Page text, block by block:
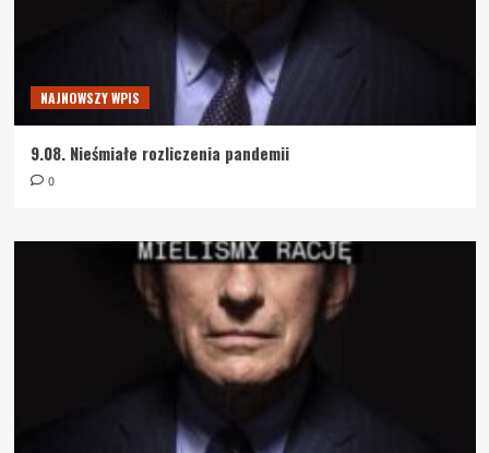
NAJNOWSZY WPIS
9.08. Nieśmiałe rozliczenia pandemii
0